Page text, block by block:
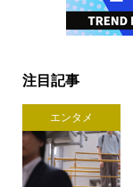
注目記事
エンタメ